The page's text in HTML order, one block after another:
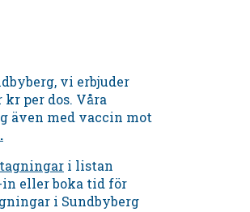
vi erbjuder
per dos. Våra
även med vaccin mot
i listan
in eller boka tid för
i Sundbyberg